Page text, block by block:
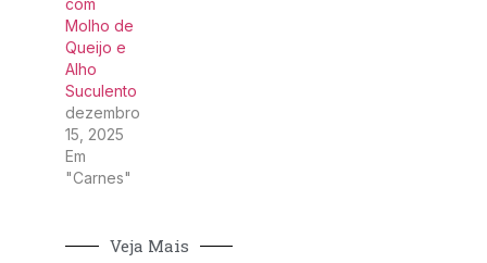
Molho de
Queijo e
Alho
Suculento
dezembro
15, 2025
Em
"Carnes"
Veja Mais